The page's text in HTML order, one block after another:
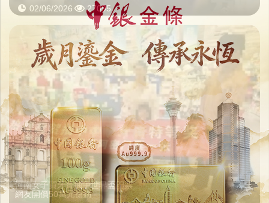
02/06/2026 27095
河南女子買牙膏抽中世界盃門票
網友開價50萬元搶購